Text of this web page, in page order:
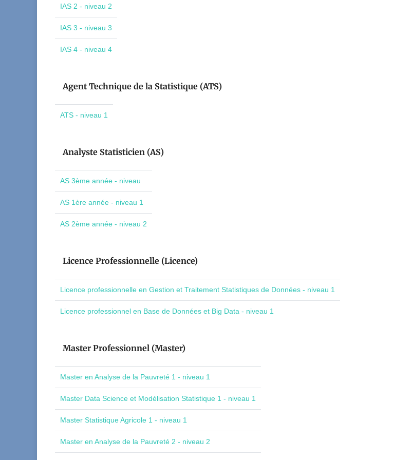
IAS 2 - niveau 2
IAS 3 - niveau 3
IAS 4 - niveau 4
Agent Technique de la Statistique (ATS)
ATS - niveau 1
Analyste Statisticien (AS)
AS 3ème année - niveau
AS 1ère année - niveau 1
AS 2ème année - niveau 2
Licence Professionnelle (Licence)
Licence professionnelle en Gestion et Traitement Statistiques de Données - niveau 1
Licence professionnel en Base de Données et Big Data - niveau 1
Master Professionnel (Master)
Master en Analyse de la Pauvreté 1 - niveau 1
Master Data Science et Modélisation Statistique 1 - niveau 1
Master Statistique Agricole 1 - niveau 1
Master en Analyse de la Pauvreté 2 - niveau 2